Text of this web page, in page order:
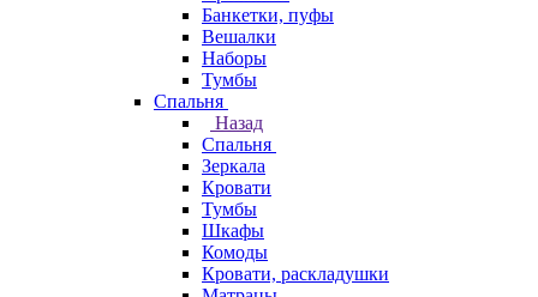
Банкетки, пуфы
Вешалки
Наборы
Тумбы
Спальня
Назад
Спальня
Зеркала
Кровати
Тумбы
Шкафы
Комоды
Кровати, раскладушки